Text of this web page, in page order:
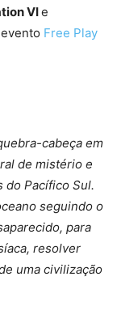
VIe
Free Play
cabeça em
de mistério e
do Pacífico Sul.
seguindo o
para
resolver
uma civilização